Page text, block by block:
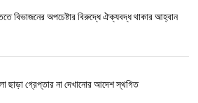
বিভাজনের অপচেষ্টার বিরুদ্ধে ঐক্যবদ্ধ থাকার আহ্বান
ছাড়া গ্রেপ্তার না দেখানোর আদেশ স্থগিত